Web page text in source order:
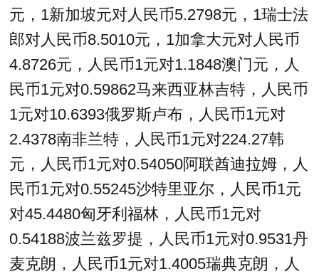
元，1新加坡元对人民币5.2798元，1瑞士法
郎对人民币8.5010元，1加拿大元对人民币
4.8726元，人民币1元对1.1848澳门元，人
民币1元对0.59862马来西亚林吉特，人民币
1元对10.6393俄罗斯卢布，人民币1元对
2.4378南非兰特，人民币1元对224.27韩
元，人民币1元对0.54050阿联酋迪拉姆，人
民币1元对0.55245沙特里亚尔，人民币1元
对45.4480匈牙利福林，人民币1元对
0.54188波兰兹罗提，人民币1元对0.9531丹
麦克朗，人民币1元对1.4005瑞典克朗，人